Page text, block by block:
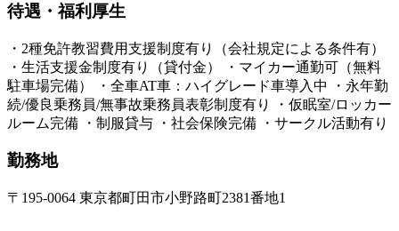
待遇・福利厚生
・2種免許教習費用支援制度有り（会社規定による条件有）
・生活支援金制度有り（貸付金） ・マイカー通勤可（無料
駐車場完備） ・全車AT車：ハイグレード車導入中 ・永年勤
続/優良乗務員/無事故乗務員表彰制度有り ・仮眠室/ロッカー
ルーム完備 ・制服貸与 ・社会保険完備 ・サークル活動有り
勤務地
〒195-0064 東京都町田市小野路町2381番地1